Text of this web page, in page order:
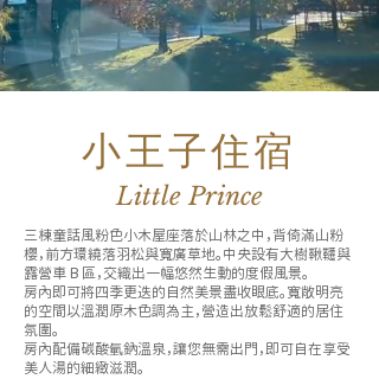
小王子住宿
Little Prince
三棟童話風粉色小木屋座落於山林之中，背倚滿山粉
櫻，前方環繞落羽松與寬廣草地。中央設有大樹鞦韆與
露營車 B 區，交織出一幅悠然生動的度假風景。
房內即可將四季更迭的自然美景盡收眼底。寬敞明亮
的空間以溫潤原木色調為主，營造出放鬆舒適的居住
氛圍。
房內配備碳酸氫鈉溫泉，讓您無需出門，即可自在享受
美人湯的細緻滋潤。